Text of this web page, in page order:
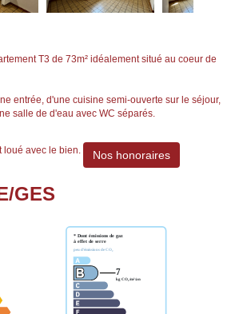
T3 de 73m² idéalement situé au coeur de
entrée, d'une cuisine semi-ouverte sur le séjour,
salle de d'eau avec WC séparés.
loué avec le bien. Nos honoraires
GES